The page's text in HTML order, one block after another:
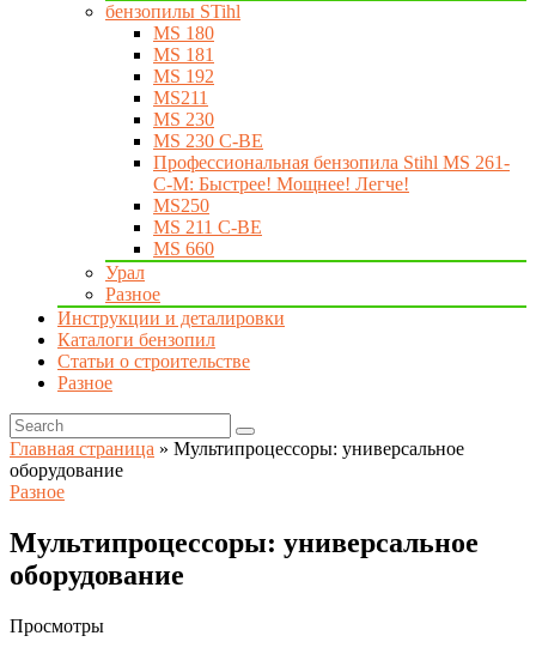
бензопилы STihl
MS 180
MS 181
MS 192
MS211
MS 230
MS 230 C-BE
Профессиональная бензопила Stihl MS 261-
C-M: Быстрее! Мощнее! Легче!
MS250
MS 211 C-BE
MS 660
Урал
Разное
Инструкции и деталировки
Каталоги бензопил
Статьи о строительстве
Разное
Главная страница » Мультипроцессоры: универсальное
оборудование
Разное
Мультипроцессоры: универсальное
оборудование
Просмотры